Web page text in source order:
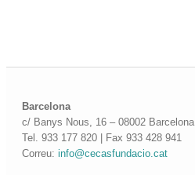
Barcelona
c/ Banys Nous, 16 – 08002 Barcelona
Tel. 933 177 820 | Fax 933 428 941
Correu:info@cecasfundacio.cat